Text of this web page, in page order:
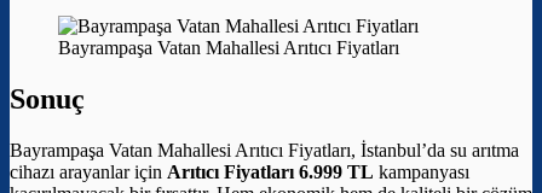
Bayrampaşa Vatan Mahallesi Arıtıcı Fiyatları
Sonuç
Bayrampaşa Vatan Mahallesi Arıtıcı Fiyatları, İstanbul’da su arıtma
cihazı arayanlar için Arıtıcı Fiyatları 6.999 TL kampanyası